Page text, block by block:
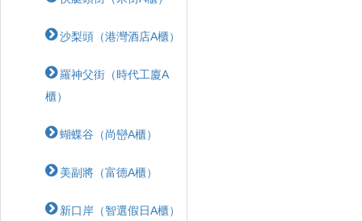
沙梨頭（港灣酒店A櫃）
羅神父街（時代工廈A
櫃）
蝴蝶⾕（尚巒A櫃）
美副將（富德A櫃）
新口岸（智選假日A櫃）